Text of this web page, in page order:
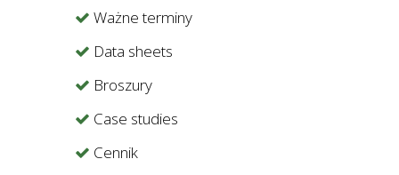
Ważne terminy
Data sheets
Broszury
Case studies
Cennik